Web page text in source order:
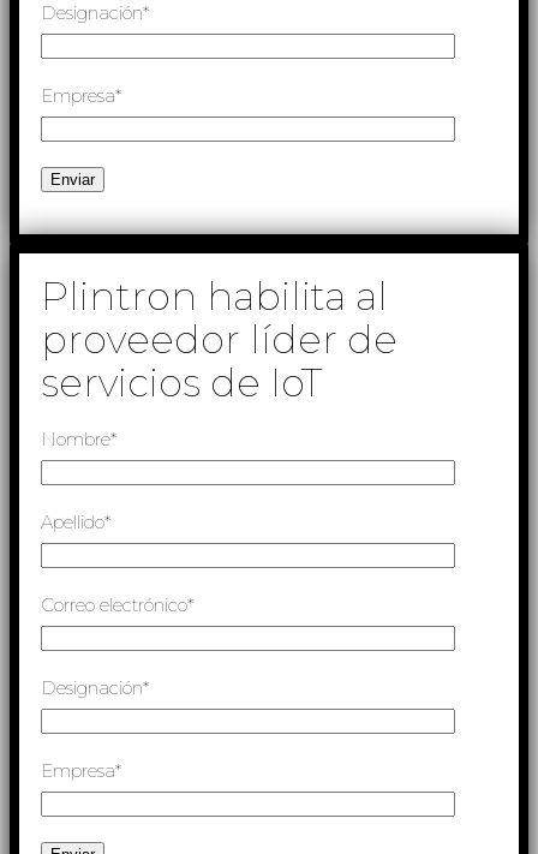
Designación*
Empresa*
Plintron habilita al
proveedor líder de
servicios de IoT
Nombre*
Apellido*
Correo electrónico*
Designación*
Empresa*